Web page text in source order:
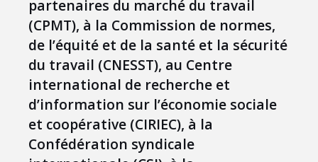
partenaires du marché du travail
(CPMT), à la Commission de normes,
de l’équité et de la santé et la sécurité
du travail (CNESST), au Centre
international de recherche et
d’information sur l’économie sociale
et coopérative (CIRIEC), à la
Confédération syndicale